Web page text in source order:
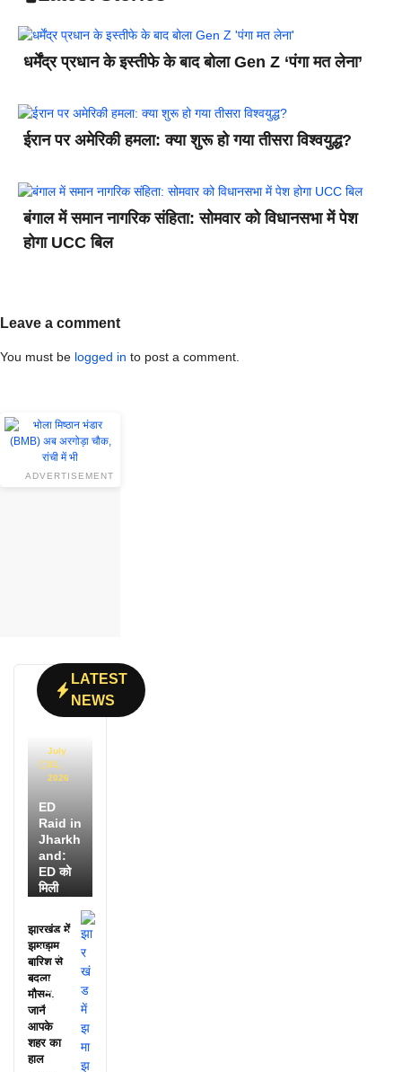
धर्मेंद्र प्रधान के इस्तीफे के बाद बोला Gen Z ‘पंगा मत लेना’
ईरान पर अमेरिकी हमला: क्या शुरू हो गया तीसरा विश्वयुद्ध?
बंगाल में समान नागरिक संहिता: सोमवार को विधानसभा में पेश
होगा UCC बिल
Leave a comment
You must be logged in to post a comment.
ADVERTISEMENT
LATEST
NEWS
July
31,
2026
ED
Raid in
Jharkh
and:
ED को
मिली
25
अफसरों
के नाम,
हर महीने
पहुंचते थे
लाखों!
झारखंड में
झमाझम
बारिश से
बदला
मौसम,
जानें
आपके
शहर का
हाल